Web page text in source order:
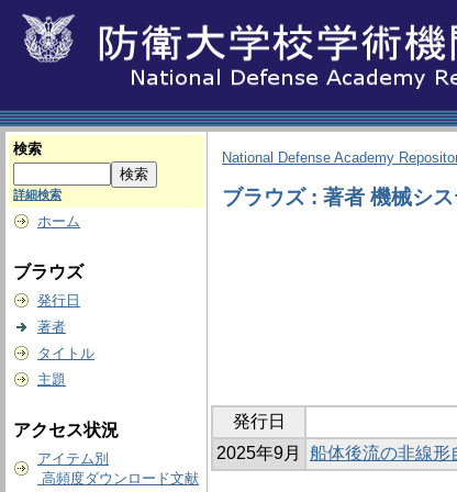
検索
詳細検索
ホーム
ブラウズ
発行日
著者
タイトル
主題
アクセス状況
アイテム別
高頻度ダウンロード文献
National Defense Academy
ブラウズ : 著者 機械シ
発行日
2025年9月
船体後流の非線形